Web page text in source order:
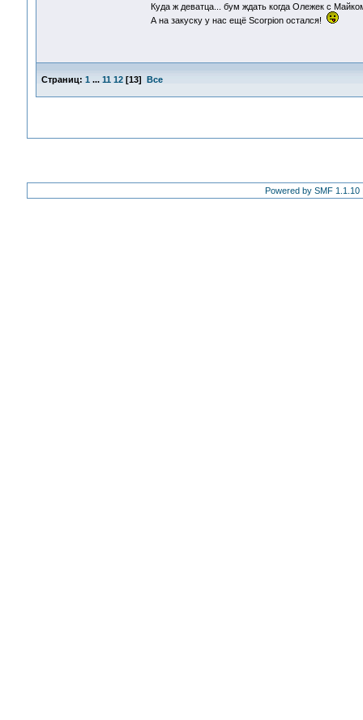
Куда ж деватца... бум ждать когда Олежек с
А на закуску у нас ещё Scorpion остался!
Страниц: 1 ... 11 12[13] Все
Powered by SMF 1.1.10